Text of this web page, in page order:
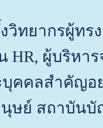
วิทยากรผู้ท
HR, ผู้บริหา
คคลสำคัญอ
ษย์ สถาบัน